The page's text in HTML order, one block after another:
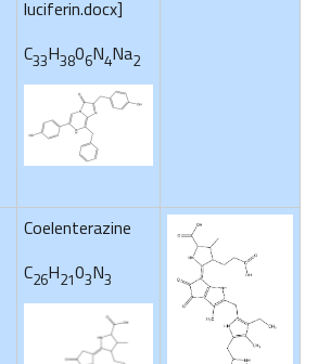
luciferin.docx]
C33H3806N4Na2
Coelenterazine
C26H2103N3